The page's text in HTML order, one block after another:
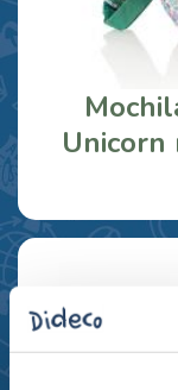
Unicorn